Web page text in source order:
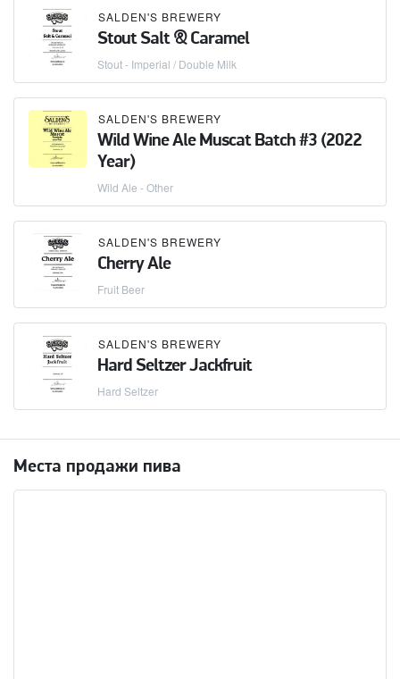
SALDEN'S BREWERY
Stout Salt & Caramel
Stout - Imperial / Double Milk
SALDEN'S BREWERY
Wild Wine Ale Muscat Batch #3 (2022
Year)
Wild Ale - Other
SALDEN'S BREWERY
Cherry Ale
Fruit Beer
SALDEN'S BREWERY
Hard Seltzer Jackfruit
Hard Seltzer
Места продажи пива